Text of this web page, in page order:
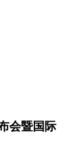
会暨国际